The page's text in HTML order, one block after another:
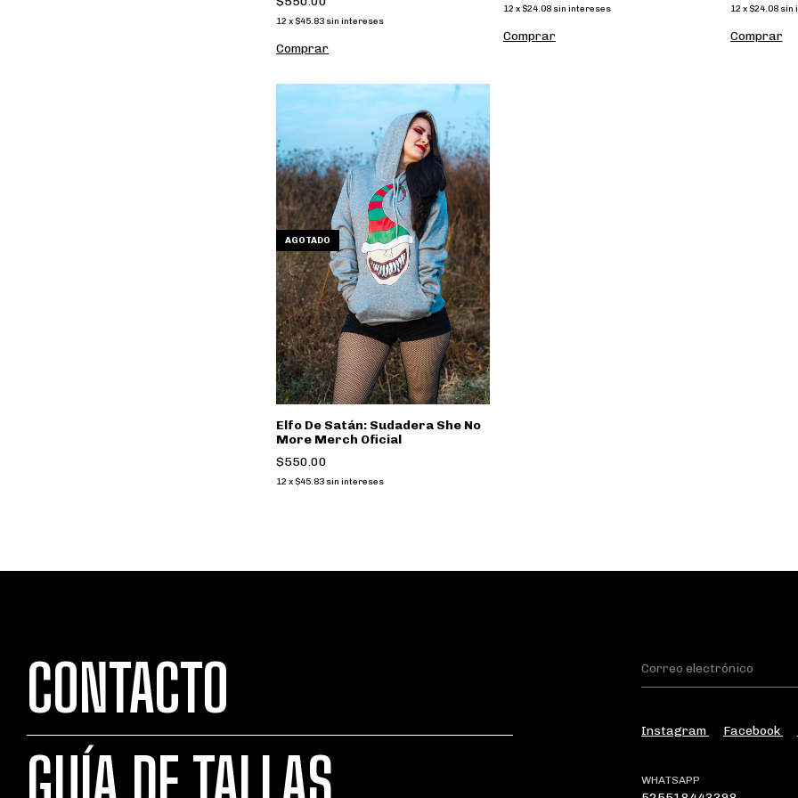
12 x $45.83 sin intereses
Comprar
12 x $24.08 sin intereses
Comprar
12 x $24.08 sin
Comprar
AGOTADO
Elfo De Satán: Sudadera She No
More Merch Oficial
$550.00
12 x $45.83 sin intereses
CONTACTO
GUÍA DE TALLAS
Instagram Facebook
WHATSAPP